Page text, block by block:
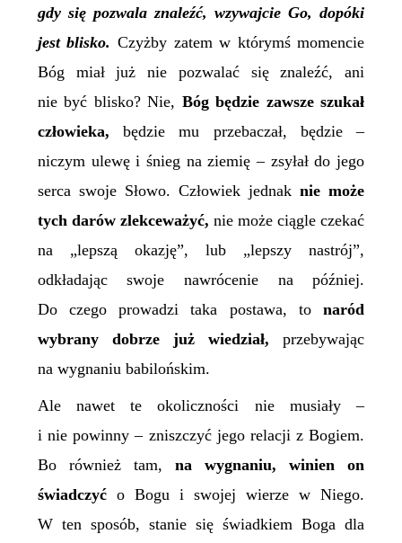
gdy się pozwala znaleźć, wzywajcie Go, dopóki
jest blisko. Czyżby zatem w którymś momencie
Bóg miał już nie pozwalać się znaleźć, ani
nie być blisko? Nie, Bóg będzie zawsze szukał
człowieka, będzie mu przebaczał, będzie –
niczym ulewę i śnieg na ziemię – zsyłał do jego
serca swoje Słowo. Człowiek jednaknie może
tych darów zlekceważyć, nie może ciągle czekać
na „lepszą okazję”, lub „lepszy nastrój”,
odkładając swoje nawrócenie na później.
Do czego prowadzi taka postawa, tonaród
wybrany dobrze już wiedział,przebywając
na wygnaniu babilońskim.
Ale nawet te okoliczności nie musiały –
i nie powinny – zniszczyć jego relacji z Bogiem.
Bo również tam, na wygnaniu, winien on
świadczyćo Bogu i swojej wierze w Niego.
W ten sposób, stanie się świadkiem Boga dla